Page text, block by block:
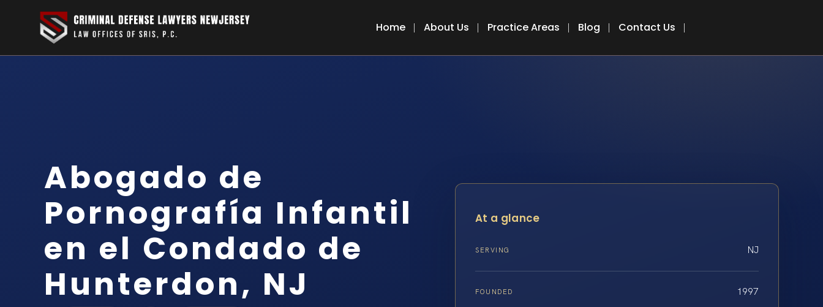
Home About Us Practice Areas Blog Contact Us
Abogado de
Pornografía Infantil
en el Condado de
Hunterdon, NJ
At a glance
SERVING NJ
FOUNDED 1997